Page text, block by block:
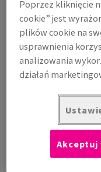
Poprzez kliknięcie
cookie” jest
plików cookie na
usprawnienia
analizowania
działań